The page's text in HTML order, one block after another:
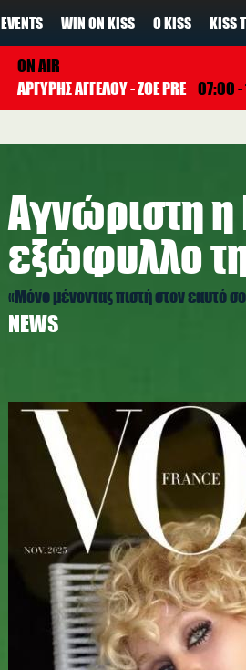
EVENTS WIN ON KISS Ο KISS KISS
ON AIR
ΑΡΓΥΡΗΣ ΑΓΓΕΛΟΥ - ZOE PRE 07:00
Αγνώριστη
εξώφυλλο
«Μόνο μένοντας πιστή στον εαυτό
NEWS
miley_vogue.jpg